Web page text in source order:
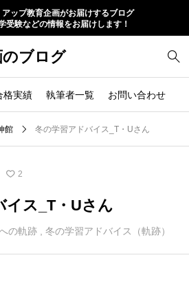
ップ教育企画がお届けするブログ
受験などの情報をお届けします！
ブログ
格実績 執筆者一覧 お問い合わせ
館 冬の学習アドバイス_T・Uさん
2
イス_T・Uさん
の軌跡 冬の学習アドバイス（軌跡）